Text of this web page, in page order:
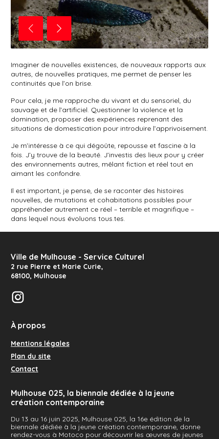
Imaginer de nouvelles existences, de nouveaux rapports aux
autres, de nouvelles pratiques, me permet de penser les
continuités que l’on brise.
Pour cela, je me rapproche du vivant et du sensoriel, du
sauvage et de l’artificiel. Questionner la violence et la
domination, proposer des expériences reprenant des
situations de domestication pour introduire l’apprivoisement.
Je m’intéresse à ce qui dégoûte, repousse et fascine à la
fois. J’y trouve de la beauté. J’investis des lieux pour y créer
des environnements autres, mêlant fiction et réel tout en
aimant les confondre.
Il est important, je pense, de se raconter des histoires
nouvelles, de mutations et cohabitations possibles pour
appréhender autrement ce réel – terrible et magnifique –
dans lequel nous évoluons tous.tes.
Ville de Mulhouse - Service Culturel
2 rue Pierre et Marie Curie,
68100, Mulhouse
Instagram
À propos
Mentions légales
Plan du site
Contact
Mulhouse 025, la biennale dédiée à la jeune
création contemporaine
Du 13 au 16 juin 2025, Mulhouse 025, la 16e édition de la
biennale dédiée à la jeune création contemporaine, donne
rendez-vous à Motoco pour découvrir les œuvres de jeunes